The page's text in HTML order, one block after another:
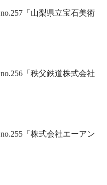
「山梨県立宝石美術
「秩父鉄道株式会社
「株式会社エーアン